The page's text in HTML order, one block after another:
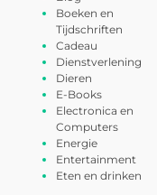
Boeken en
Tijdschriften
Cadeau
Dienstverlening
Dieren
E-Books
Electronica en
Computers
Energie
Entertainment
Eten en drinken